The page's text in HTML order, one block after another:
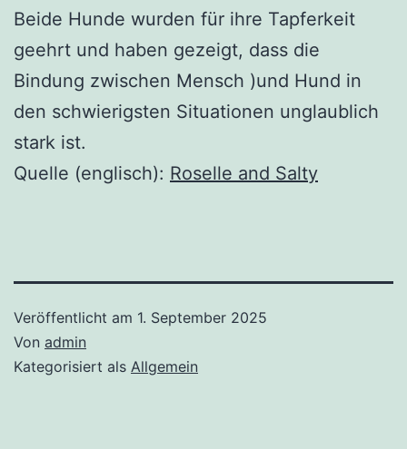
Beide Hunde wurden für ihre Tapferkeit
geehrt und haben gezeigt, dass die
Bindung zwischen Mensch )und Hund in
den schwierigsten Situationen unglaublich
stark ist.
Quelle (englisch): Roselle and Salty
Veröffentlicht am 1. September 2025
Von admin
Kategorisiert als Allgemein